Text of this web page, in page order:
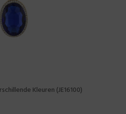
Kleuren (JE16100)